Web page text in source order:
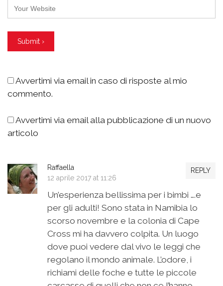
Avvertimi via email in caso di risposte al mio
commento.
Avvertimi via email alla pubblicazione di un nuovo
articolo
REPLY
Raffaella
12 aprile 2017 at 11:26
Un’esperienza bellissima per i bimbi ….e
per gli adulti! Sono stata in Namibia lo
scorso novembre e la colonia di Cape
Cross mi ha davvero colpita. Un luogo
dove puoi vedere dal vivo le leggi che
regolano il mondo animale. L’odore, i
richiami delle foche e tutte le piccole